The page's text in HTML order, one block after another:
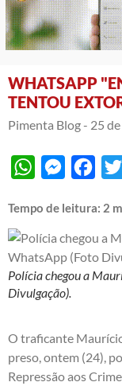
WHATSAPP
TENTOU
Pimenta Blog - 25
WhatsAppMessenger
Tempo de leitura: 2
Polícia chegou a
Divulgação).
O traficante Maurício
preso, ontem (24),
Repressão aos